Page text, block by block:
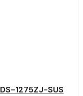
1275ZJ-SUS